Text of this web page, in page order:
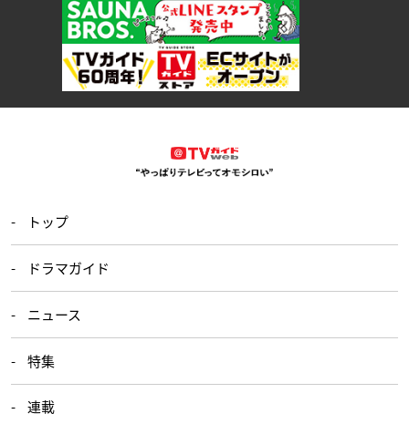
トップ
ドラマガイド
ニュース
特集
連載